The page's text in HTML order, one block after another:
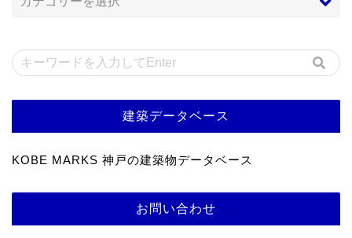
建築データベース
KOBE MARKS 神戸の建築物データベース
お問い合わせ